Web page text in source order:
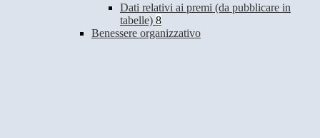
Dati relativi ai premi (da pubblicare in
tabelle) 8
Benessere organizzativo